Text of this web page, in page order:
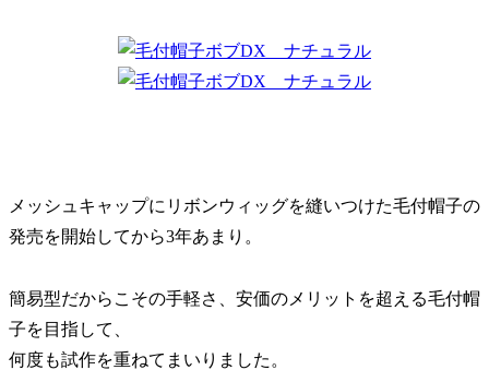
メッシュキャップにリボンウィッグを縫いつけた毛付帽子の
発売を開始してから3年あまり。
簡易型だからこその手軽さ、安価のメリットを超える毛付帽
子を目指して、
何度も試作を重ねてまいりました。